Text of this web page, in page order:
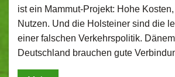
ist ein Mammut-Projekt: Hohe
Nutzen. Und die Holsteiner sind die
einer falschen Verkehrspolitik.
Deutschland brauchen gute